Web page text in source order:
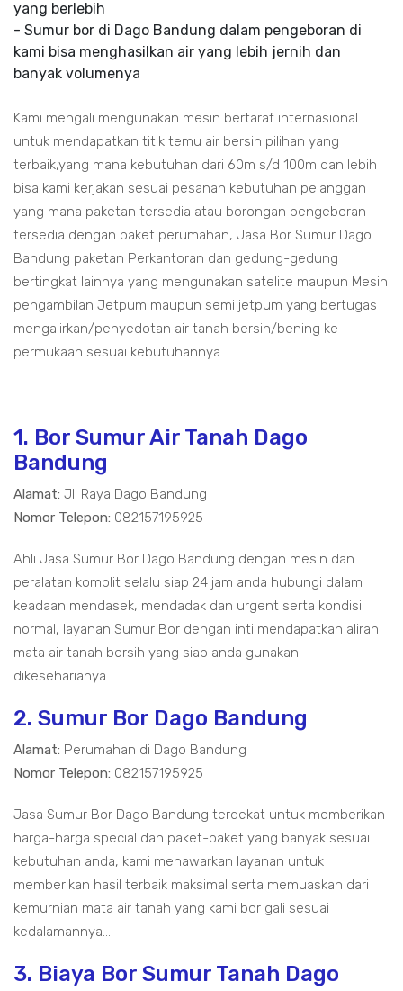
yang berlebih
- Sumur bor di Dago Bandung dalam pengeboran di
kami bisa menghasilkan air yang lebih jernih dan
banyak volumenya
Kami mengali mengunakan mesin bertaraf internasional
untuk mendapatkan titik temu air bersih pilihan yang
terbaik,yang mana kebutuhan dari 60m s/d 100m dan lebih
bisa kami kerjakan sesuai pesanan kebutuhan pelanggan
yang mana paketan tersedia atau borongan pengeboran
tersedia dengan paket perumahan, Jasa Bor Sumur Dago
Bandung paketan Perkantoran dan gedung-gedung
bertingkat lainnya yang mengunakan satelite maupun Mesin
pengambilan Jetpum maupun semi jetpum yang bertugas
mengalirkan/penyedotan air tanah bersih/bening ke
permukaan sesuai kebutuhannya.
1. Bor Sumur Air Tanah Dago
Bandung
Alamat: Jl. Raya Dago Bandung
Nomor Telepon: 082157195925
Ahli Jasa Sumur Bor Dago Bandung dengan mesin dan
peralatan komplit selalu siap 24 jam anda hubungi dalam
keadaan mendasek, mendadak dan urgent serta kondisi
normal, layanan Sumur Bor dengan inti mendapatkan aliran
mata air tanah bersih yang siap anda gunakan
dikeseharianya...
2. Sumur Bor Dago Bandung
Alamat: Perumahan di Dago Bandung
Nomor Telepon: 082157195925
Jasa Sumur Bor Dago Bandung terdekat untuk memberikan
harga-harga special dan paket-paket yang banyak sesuai
kebutuhan anda, kami menawarkan layanan untuk
memberikan hasil terbaik maksimal serta memuaskan dari
kemurnian mata air tanah yang kami bor gali sesuai
kedalamannya...
3. Biaya Bor Sumur Tanah Dago